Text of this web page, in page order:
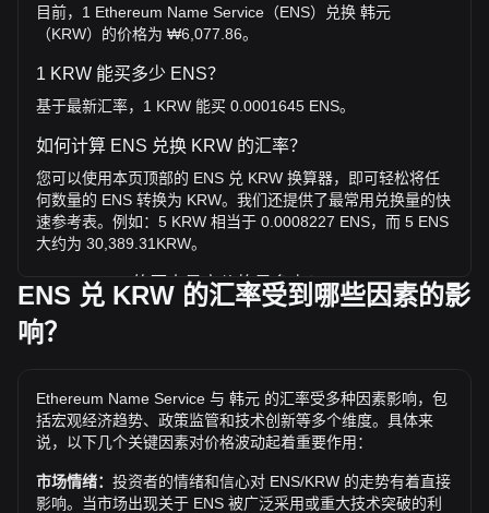
目前，1 Ethereum Name Service（ENS）兑换 韩元
（KRW）的价格为 ₩6,077.86。
1 KRW 能买多少 ENS？
基于最新汇率，1 KRW 能买 0.0001645 ENS。
如何计算 ENS 兑换 KRW 的汇率？
您可以使用本页顶部的 ENS 兑 KRW 换算器，即可轻松将任
何数量的 ENS 转换为 KRW。我们还提供了最常用兑换量的快
速参考表。例如：5 KRW 相当于 0.0008227 ENS，而 5 ENS
大约为 30,389.31KRW。
ENS / KRW 的历史最高价格是多少？
1 ENS 兑 KRW 的历史最高价为 ₩117,916.84。1 ENS /
KRW 的价值是否还会超越目前的历史最高价呢？让我们拭目
兑 KRW 的价格趋势如何？
过去7天内，Ethereum Name Service（ENS）的汇率上升了
1.58%。 过去1个月内，Ethereum Name Service（ENS）
兑 韩元（KRW）的汇率上升了3.13%。
ENS 兑 KRW 的汇率受到哪些因素的影
响？
Ethereum Name Service 与 韩元 的汇率受多种因素影响，包
括宏观经济趋势、政策监管和技术创新等多个维度。具体来
说，以下几个关键因素对价格波动起着重要作用：
市场情绪： 投资者的情绪和信心对 ENS/KRW 的走势有着直接
影响。当市场出现关于 ENS 被广泛采用或重大技术突破的利